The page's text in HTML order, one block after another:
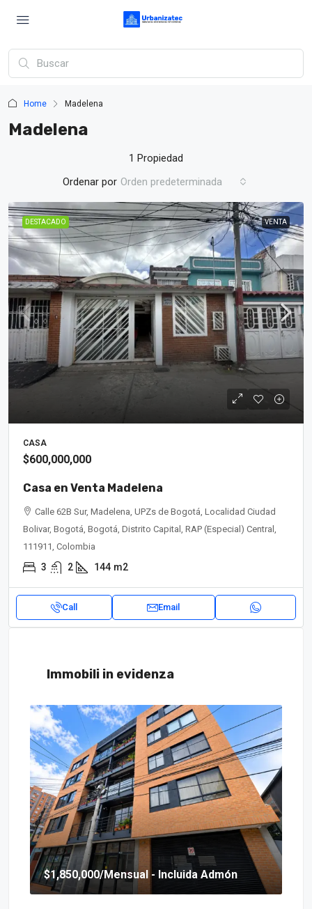
Home Madelena
Madelena
1 Propiedad
Ordenar por Orden predeterminada
DESTACADO VENTA
CASA
$600,000,000
Casa en Venta Madelena
Calle 62B Sur, Madelena, UPZs de Bogotá, Localidad Ciudad
Bolivar, Bogotá, Bogotá, Distrito Capital, RAP (Especial) Central,
111911, Colombia
3 2 144 m2
Call Email
Immobili in evidenza
$1,850,000/Mensual - Incluida Admón